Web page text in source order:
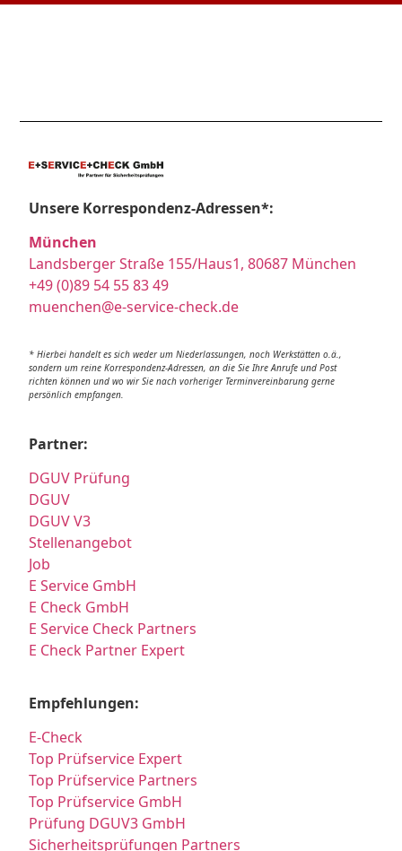
Unsere Korrespondenz-Adressen*:
München
Landsberger Straße 155/Haus1, 80687 München
+49 (0)89 54 55 83 49
muenchen@e-service-check.de
* Hierbei handelt es sich weder um Niederlassungen, noch Werkstätten o.ä.,
sondern um reine Korrespondenz-Adressen, an die Sie Ihre Anrufe und Post
richten können und wo wir Sie nach vorheriger Terminvereinbarung gerne
persönlich empfangen.
Partner:
DGUV Prüfung
DGUV
DGUV V3
Stellenangebot
Job
E Service GmbH
E Check GmbH
E Service Check Partners
E Check Partner Expert
Empfehlungen:
E-Check
Top Prüfservice Expert
Top Prüfservice Partners
Top Prüfservice GmbH
Prüfung DGUV3 GmbH
Sicherheitsprüfungen Partners